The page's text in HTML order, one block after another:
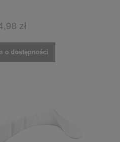
zł
o dostępności